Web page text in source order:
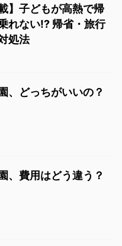
】子どもが高熱で帰
れない!? 帰省・旅行
処法
、どっちがいいの？
、費用はどう違う？